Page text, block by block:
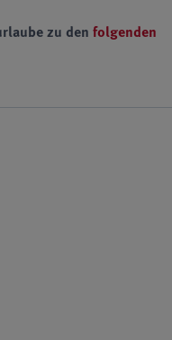
zu den folgenden